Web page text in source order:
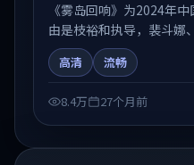
《雾岛回响》为2024年
由是枝裕和执导，裴斗娜
在人物弧光与节奏推进中
感。适合关注国产在线观
高清 流畅
8.4万 27个月前